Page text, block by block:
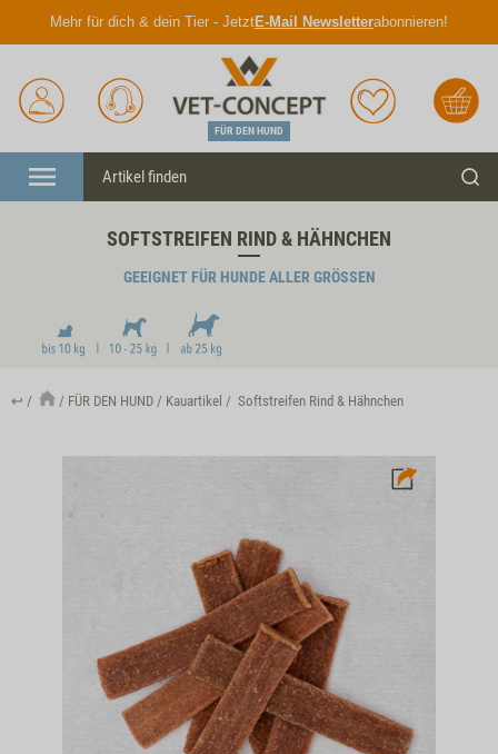
Mehr für dich & dein Tier - JetztE-Mail Newsletterabonnieren!
Anmelden
Unser
Service
FÜR DEN HUND
Merkliste Warenkorb
Menü
SOFTSTREIFEN RIND & HÄHNCHEN
GEEIGNET FÜR HUNDE ALLER GRÖSSEN
↩ FÜR DEN HUND Kauartikel Softstreifen Rind & Hähnchen